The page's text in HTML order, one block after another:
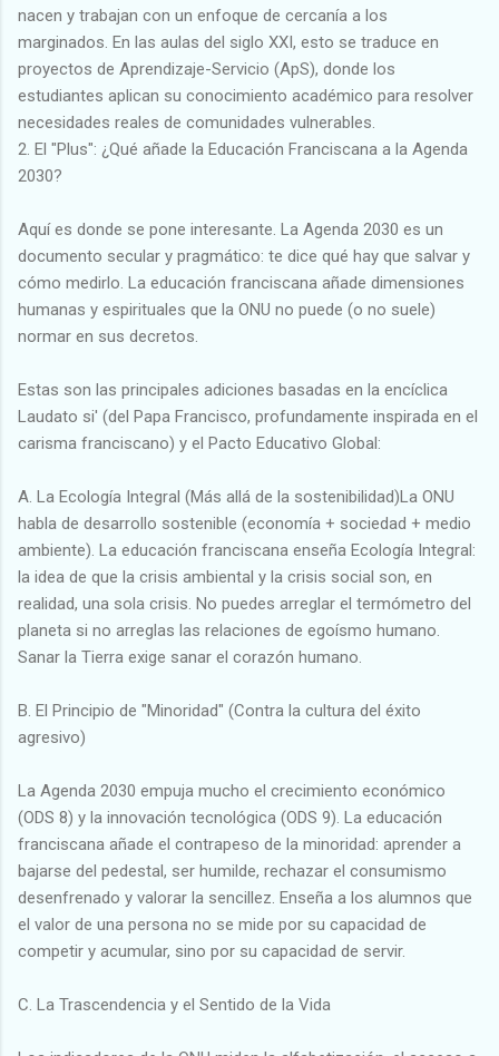
nacen y trabajan con un enfoque de cercanía a los
marginados. En las aulas del siglo XXI, esto se traduce en
proyectos de Aprendizaje-Servicio (ApS), donde los
estudiantes aplican su conocimiento académico para resolver
necesidades reales de comunidades vulnerables.
2. El "Plus": ¿Qué añade la Educación Franciscana a la Agenda
2030?
Aquí es donde se pone interesante. La Agenda 2030 es un
documento secular y pragmático: te dice qué hay que salvar y
cómo medirlo. La educación franciscana añade dimensiones
humanas y espirituales que la ONU no puede (o no suele)
normar en sus decretos.
Estas son las principales adiciones basadas en la encíclica
Laudato si' (del Papa Francisco, profundamente inspirada en el
carisma franciscano) y el Pacto Educativo Global:
A. La Ecología Integral (Más allá de la sostenibilidad)La ONU
habla de desarrollo sostenible (economía + sociedad + medio
ambiente). La educación franciscana enseña Ecología Integral:
la idea de que la crisis ambiental y la crisis social son, en
realidad, una sola crisis. No puedes arreglar el termómetro del
planeta si no arreglas las relaciones de egoísmo humano.
Sanar la Tierra exige sanar el corazón humano.
B. El Principio de "Minoridad" (Contra la cultura del éxito
agresivo)
La Agenda 2030 empuja mucho el crecimiento económico
(ODS 8) y la innovación tecnológica (ODS 9). La educación
franciscana añade el contrapeso de la minoridad: aprender a
bajarse del pedestal, ser humilde, rechazar el consumismo
desenfrenado y valorar la sencillez. Enseña a los alumnos que
el valor de una persona no se mide por su capacidad de
competir y acumular, sino por su capacidad de servir.
C. La Trascendencia y el Sentido de la Vida